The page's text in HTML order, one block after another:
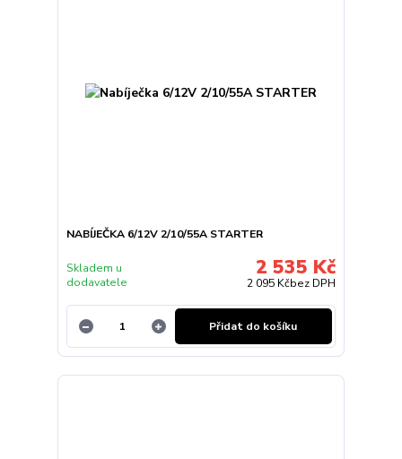
NABÍJEČKA 6/12V 2/10/55A STARTER
2 535 Kč
2 095 Kčbez DPH
Skladem u
dodavatele
Přidat do košíku